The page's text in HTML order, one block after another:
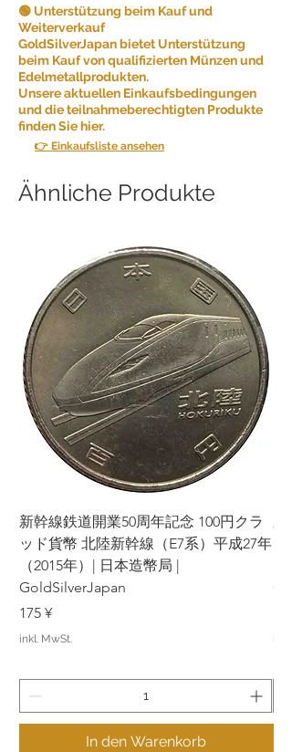
🟢 Unterstützung beim Kauf und
Weiterverkauf
GoldSilverJapan bietet Unterstützung
beim Kauf von qualifizierten Münzen und
Edelmetallprodukten.
Unsere aktuellen Einkaufsbedingungen
und die teilnahmeberechtigten Produkte
finden Sie hier.
👉 Einkaufsliste ansehen
Ähnliche Produkte
新幹線鉄道開業50周年記念 100円クラ
ッド貨幣 北陸新幹線（E7系）平成27年
（2015年）| 日本造幣局 |
GoldSilverJapan
Preis
175 ¥
inkl. MwSt.
In den Warenkorb